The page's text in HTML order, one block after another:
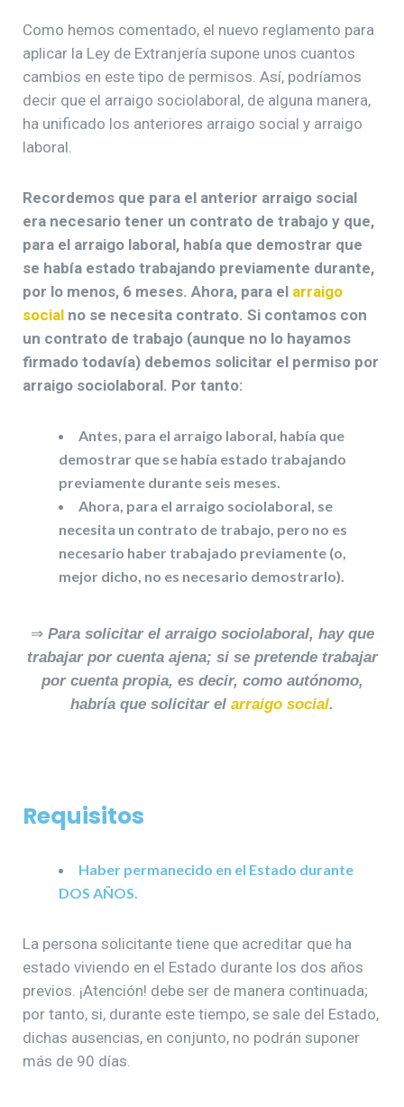
Como hemos comentado, el nuevo reglamento para
aplicar la Ley de Extranjería supone unos cuantos
cambios en este tipo de permisos. Así, podríamos
decir que el arraigo sociolaboral, de alguna manera,
ha unificado los anteriores arraigo social y arraigo
laboral.
Recordemos que para el anterior arraigo social
era necesario tener un contrato de trabajo y que,
para el arraigo laboral, había que demostrar que
se había estado trabajando previamente durante,
por lo menos, 6 meses. Ahora, para el arraigo
social no se necesita contrato. Si contamos con
un contrato de trabajo (aunque no lo hayamos
firmado todavía) debemos solicitar el permiso por
arraigo sociolaboral. Por tanto:
Antes, para el arraigo laboral, había que
demostrar que se había estado trabajando
previamente durante seis meses.
Ahora, para el arraigo sociolaboral, se
necesita un contrato de trabajo, pero no es
necesario haber trabajado previamente (o,
mejor dicho, no es necesario demostrarlo).
⇒Para solicitar el arraigo sociolaboral, hay que
trabajar por cuenta ajena; si se pretende trabajar
por cuenta propia, es decir, como autónomo,
habría que solicitar el arraigo social.
Requisitos
Haber permanecido en el Estado durante
DOS AÑOS.
La persona solicitante tiene que acreditar que ha
estado viviendo en el Estado durante los dos años
previos. ¡Atención! debe ser de manera continuada;
por tanto, si, durante este tiempo, se sale del Estado,
dichas ausencias, en conjunto, no podrán suponer
más de 90 días.